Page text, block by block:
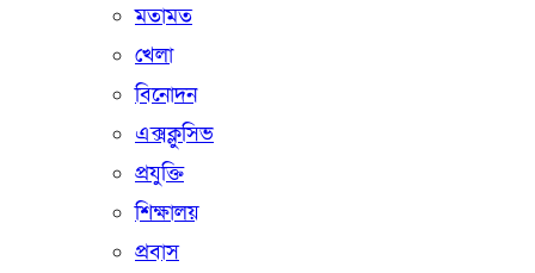
মতামত
খেলা
বিনোদন
এক্সক্লুসিভ
প্রযুক্তি
শিক্ষালয়
প্রবাস